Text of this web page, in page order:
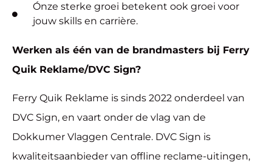
Ónze sterke groei betekent ook groei voor
jouw skills en carrière.
Werken als één van de brandmasters bij Ferry
Quik Reklame/DVC Sign?
Ferry Quik Reklame is sinds 2022 onderdeel van
DVC Sign, en vaart onder de vlag van de
Dokkumer Vlaggen Centrale. DVC Sign is
kwaliteitsaanbieder van offline reclame-uitingen,